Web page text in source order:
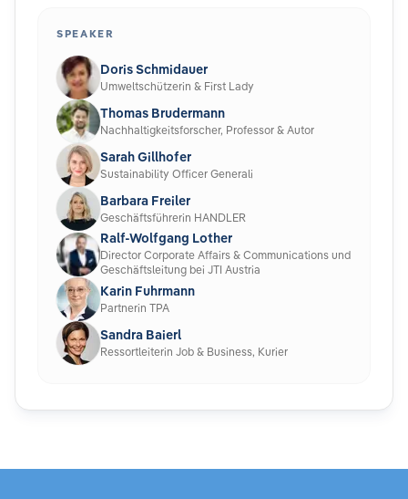
SPEAKER
Doris Schmidauer
Umweltschützerin & First Lady
Thomas Brudermann
Nachhaltigkeitsforscher, Professor & Autor
Sarah Gillhofer
Sustainability Officer Generali
Barbara Freiler
Geschäftsführerin HANDLER
Ralf-Wolfgang Lother
Director Corporate Affairs & Communications und
Geschäftsleitung bei JTI Austria
Karin Fuhrmann
Partnerin TPA
Sandra Baierl
Ressortleiterin Job & Business, Kurier